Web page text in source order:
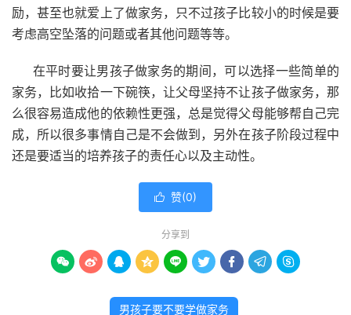
励，甚至也就爱上了做家务，只不过孩子比较小的时候是要
考虑高空坠落的问题或者其他问题等等。
在平时要让男孩子做家务的期间，可以选择一些简单的
家务，比如收拾一下碗筷，让父母坚持不让孩子做家务，那
么很容易造成他的依赖性更强，总是觉得父母能够帮自己完
成，所以很多事情自己是不会做到，另外在孩子阶段过程中
还是要适当的培养孩子的责任心以及主动性。
 赞(0)
分享到
        
男孩子要不要学做家务